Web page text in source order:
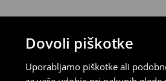
Dovoli piškotke
Uporabljamo piškotke ali